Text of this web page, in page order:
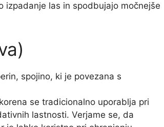
izpadanje las in spodbujajo močnejše
spojino, ki je povezana s
se tradicionalno uporablja pri
lastnosti. Verjame se, da